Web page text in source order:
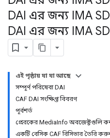
DAI এর জন্য IMA
DAI এর জন্য IMA
এই পৃষ্ঠায় যা যা আছে
সম্পূর্ণ পরিষেবা DAI
CAF DAI সংক্ষিপ্ত বিবরণ
পূর্বশর্ত
প্রেরকের MediaInfo অবজেক্টগুলি
একটি বেসিক CAF রিসিভার তৈরি